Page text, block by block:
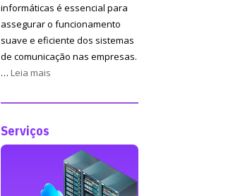
informáticas é essencial para
assegurar o funcionamento
suave e eficiente dos sistemas
de comunicação nas empresas.
… Leia mais
de
Serviços